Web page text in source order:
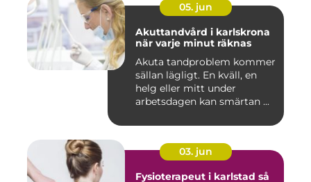
05. jun
Akuttandvård i karlskrona
när varje minut räknas
Akuta tandproblem kommer
sällan lägligt. En kväll, en
helg eller mitt under
arbetsdagen kan smärtan ...
03. jun
Fysioterapeut i karlstad så